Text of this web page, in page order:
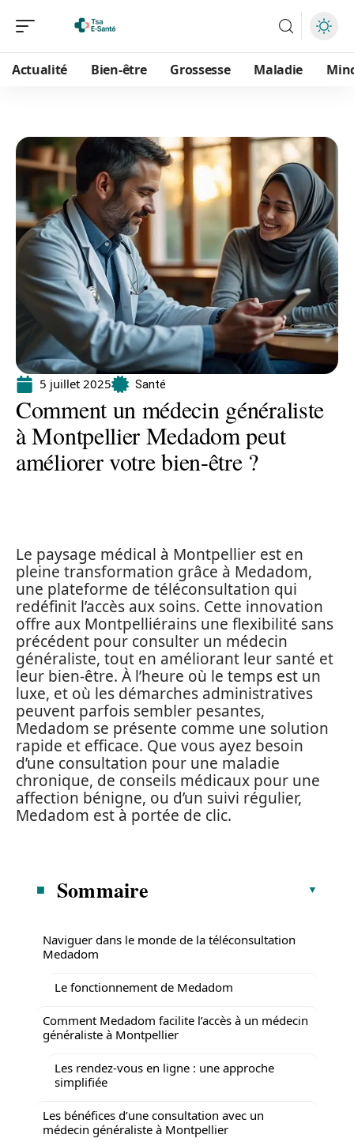
Actualité Bien-être Grossesse Maladie
5 juillet 2025 Santé
Comment un médecin généraliste
à Montpellier Medadom peut
améliorer votre bien-être ?
Le paysage médical à Montpellier est en
pleine transformation grâce à Medadom,
une plateforme de téléconsultation qui
redéfinit l’accès aux soins. Cette innovation
offre aux Montpelliérains une flexibilité sans
précédent pour consulter un médecin
généraliste, tout en améliorant leur santé et
leur bien-être. À l’heure où le temps est un
luxe, et où les démarches administratives
peuvent parfois sembler pesantes,
Medadom se présente comme une solution
rapide et efficace. Que vous ayez besoin
d’une consultation pour une maladie
chronique, de conseils médicaux pour une
affection bénigne, ou d’un suivi régulier,
Medadom est à portée de clic.
Sommaire
Naviguer dans le monde de la téléconsultation
Medadom
Le fonctionnement de Medadom
Comment Medadom facilite l’accès à un médecin
généraliste à Montpellier
Les rendez-vous en ligne : une approche
simplifiée
Les bénéfices d’une consultation avec un
médecin généraliste à Montpellier